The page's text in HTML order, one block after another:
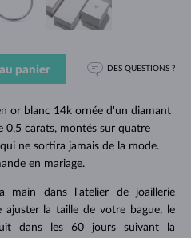
or blanc 14k ornée d'un diamant
0,5 carats, montés sur quatre
ne sortira jamais de la mode.
en mariage.
main dans l'atelier de joaillerie
ajuster la taille de votre bague, le
dans les 60 jours suivant la
panier DES QUESTIONS ?